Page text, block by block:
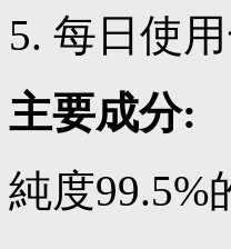
每日使
主要成分:
純度99.5%